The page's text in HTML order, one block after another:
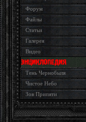
Форум
Файлы
Статьи
Галерея
Видео
Тень Чернобыля
Чистое Небо
Зов Припяти